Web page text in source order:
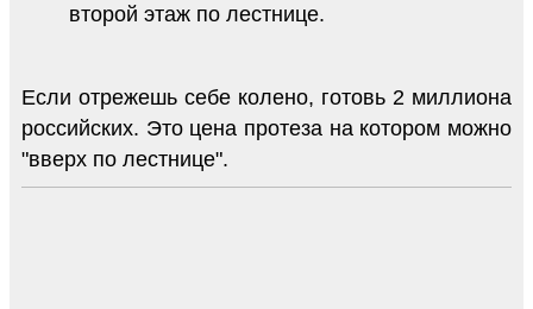
второй этаж по лестнице.
Если отрежешь себе колено, готовь 2 миллиона
российских. Это цена протеза на котором можно
"вверх по лестнице".